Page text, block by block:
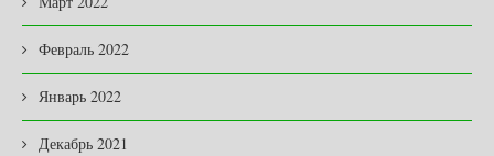
Февраль 2022
Январь 2022
Декабрь 2021